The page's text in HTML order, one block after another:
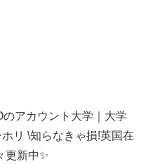
アカウント大学｜大学
リ \知らなきゃ損!英国在
更新中✨